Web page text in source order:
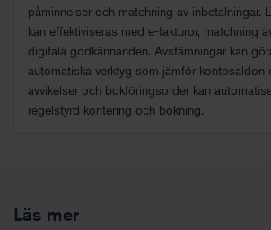
påminnelser och matchning av inbetalningar.
kan effektiviseras med e-fakturor, matchning
digitala godkännanden. Avstämningar kan
automatiska verktyg som jämför kontosaldon
avvikelser och bokföringsorder kan
regelstyrd kontering och bokning.
Läs mer